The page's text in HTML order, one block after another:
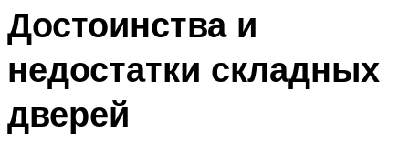
Достоинства и
недостатки складных
дверей